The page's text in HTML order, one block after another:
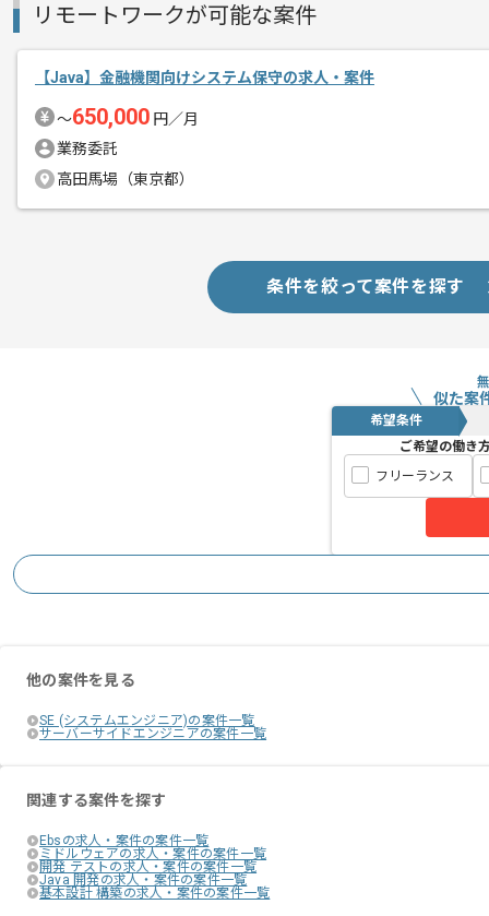
安定して長期的にご参画していただける
リモートワークが可能な案件
【Java】金融機関向けシステム保守の求人・案件
〜650,000 円／月
業務委託
高田馬場（東京都）
条件を絞って案件を探す
似た案
希望条件
ご希望の働き
フリーランス
他の案件を見る
SE (システムエンジニア)の案件一覧
サーバーサイドエンジニアの案件一覧
関連する案件を探す
Ebsの求人・案件の案件一覧
ミドルウェアの求人・案件の案件一覧
開発 テストの求人・案件の案件一覧
Java 開発の求人・案件の案件一覧
基本設計 構築の求人・案件の案件一覧